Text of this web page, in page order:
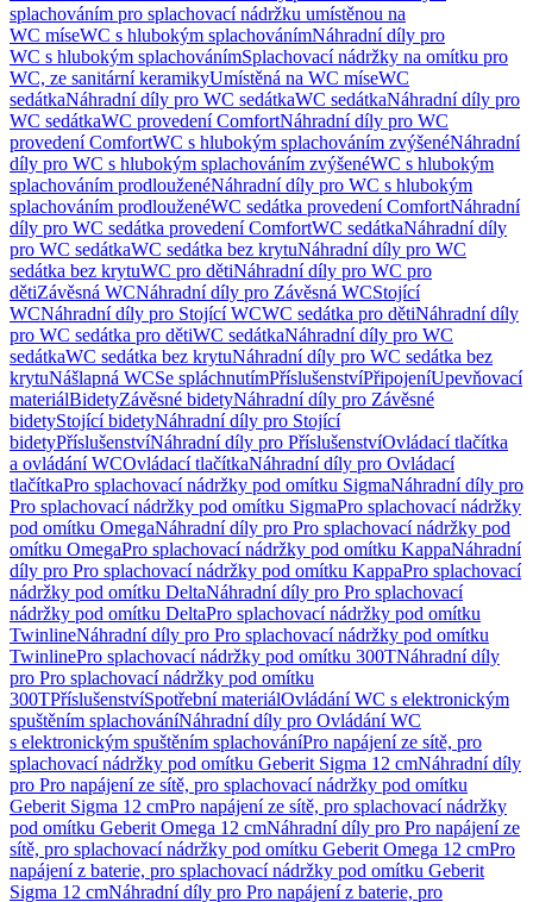
splachováním pro splachovací nádržku umístěnou na
WC míseWC s hlubokým splachovánímNáhradní díly pro
WC s hlubokým splachovánímSplachovací nádržky na omítku pro
WC, ze sanitární keramikyUmístěná na WC míseWC
sedátkaNáhradní díly pro WC sedátkaWC sedátkaNáhradní díly pro
WC sedátkaWC provedení ComfortNáhradní díly pro WC
provedení ComfortWC s hlubokým splachováním zvýšenéNáhradní
díly pro WC s hlubokým splachováním zvýšenéWC s hlubokým
splachováním prodlouženéNáhradní díly pro WC s hlubokým
splachováním prodlouženéWC sedátka provedení ComfortNáhradní
díly pro WC sedátka provedení ComfortWC sedátkaNáhradní díly
pro WC sedátkaWC sedátka bez krytuNáhradní díly pro WC
sedátka bez krytuWC pro dětiNáhradní díly pro WC pro
dětiZávěsná WCNáhradní díly pro Závěsná WCStojící
WCNáhradní díly pro Stojící WCWC sedátka pro dětiNáhradní díly
pro WC sedátka pro dětiWC sedátkaNáhradní díly pro WC
sedátkaWC sedátka bez krytuNáhradní díly pro WC sedátka bez
krytuNášlapná WCSe spláchnutímPříslušenstvíPřipojeníUpevňovací
materiálBidetyZávěsné bidetyNáhradní díly pro Závěsné
bidetyStojící bidetyNáhradní díly pro Stojící
bidetyPříslušenstvíNáhradní díly pro PříslušenstvíOvládací tlačítka
a ovládání WCOvládací tlačítkaNáhradní díly pro Ovládací
tlačítkaPro splachovací nádržky pod omítku SigmaNáhradní díly pro
Pro splachovací nádržky pod omítku SigmaPro splachovací nádržky
pod omítku OmegaNáhradní díly pro Pro splachovací nádržky pod
omítku OmegaPro splachovací nádržky pod omítku KappaNáhradní
díly pro Pro splachovací nádržky pod omítku KappaPro splachovací
nádržky pod omítku DeltaNáhradní díly pro Pro splachovací
nádržky pod omítku DeltaPro splachovací nádržky pod omítku
TwinlineNáhradní díly pro Pro splachovací nádržky pod omítku
TwinlinePro splachovací nádržky pod omítku 300TNáhradní díly
pro Pro splachovací nádržky pod omítku
300TPříslušenstvíSpotřební materiálOvládání WC s elektronickým
spuštěním splachováníNáhradní díly pro Ovládání WC
s elektronickým spuštěním splachováníPro napájení ze sítě, pro
splachovací nádržky pod omítku Geberit Sigma 12 cmNáhradní díly
pro Pro napájení ze sítě, pro splachovací nádržky pod omítku
Geberit Sigma 12 cmPro napájení ze sítě, pro splachovací nádržky
pod omítku Geberit Omega 12 cmNáhradní díly pro Pro napájení ze
sítě, pro splachovací nádržky pod omítku Geberit Omega 12 cmPro
napájení z baterie, pro splachovací nádržky pod omítku Geberit
Sigma 12 cmNáhradní díly pro Pro napájení z baterie, pro